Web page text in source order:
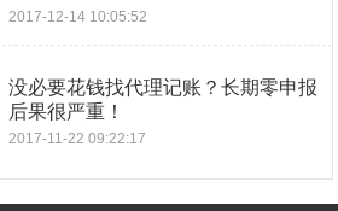
2017-12-14 10:05:52
没必要花钱找代理记账？长期零申报
后果很严重！
2017-11-22 09:22:17